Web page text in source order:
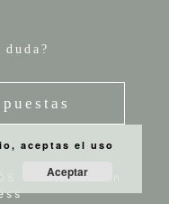
• Creado con
aceptas el uso
Aceptar